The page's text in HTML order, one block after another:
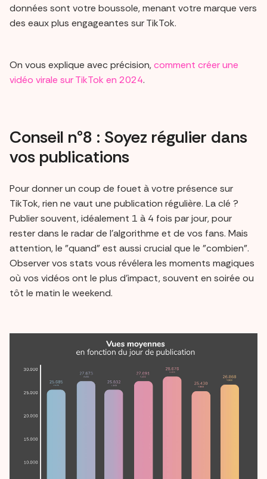
données sont votre boussole, menant votre marque vers
des eaux plus engageantes sur TikTok.
On vous explique avec précision,comment créer une
vidéo virale sur TikTok en 2024.
Conseil n°8 : Soyez régulier dans
vos publications
Pour donner un coup de fouet à votre présence sur
TikTok, rien ne vaut une publication régulière. La clé ?
Publier souvent, idéalement 1 à 4 fois par jour, pour
rester dans le radar de l'algorithme et de vos fans. Mais
attention, le "quand" est aussi crucial que le "combien".
Observer vos stats vous révélera les moments magiques
où vos vidéos ont le plus d'impact, souvent en soirée ou
tôt le matin le weekend.